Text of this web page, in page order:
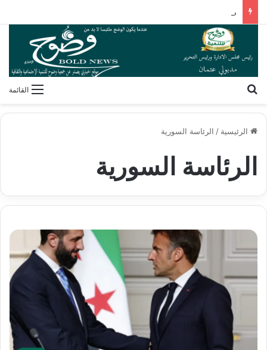
القائمة
الرئيسية / الرئاسة السورية
الرئاسة السورية